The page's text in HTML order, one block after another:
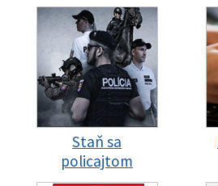
Staň sa
policajtom